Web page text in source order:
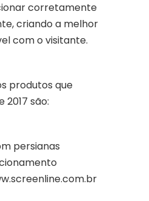
corretamente
criando a melhor
com o visitante.
produtos que
2017 são:
persianas